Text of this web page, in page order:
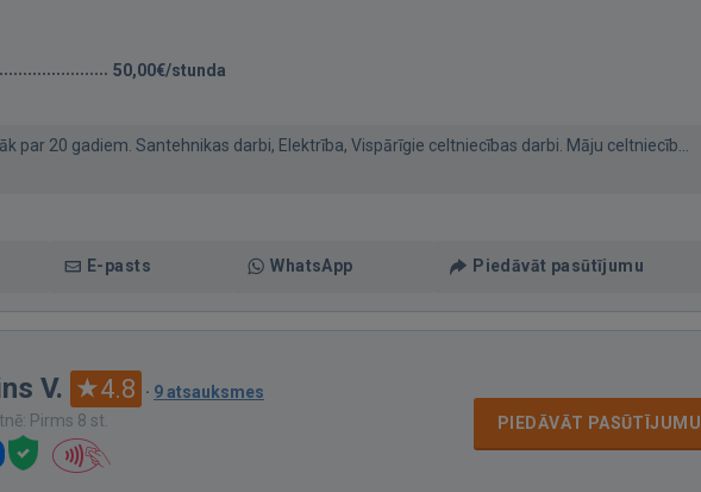
50,00€/stunda
par 20 gadiem. Santehnikas darbi, Elektrība, Vispārīgie celtniecības darbi. Māju celtniecīb...
E-pasts WhatsApp Piedāvāt pasūtījumu
V. 4.8 · 9 atsauksmes
Pirms 8 st.
PIEDĀVĀT PASŪTĪJUMU